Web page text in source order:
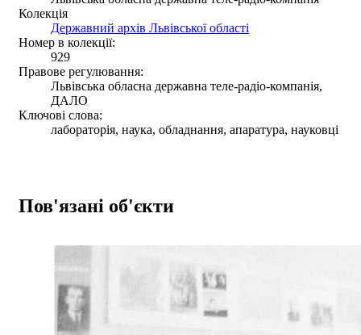
Колекція
Державний архів Львівської області
Номер в колекції:
929
Правове регулювання:
Львівська обласна державна теле-радіо-компанія,
ДАЛО
Ключові слова:
лабораторія, наука, обладнання, апаратура, науковці
Пов'язані об'єкти